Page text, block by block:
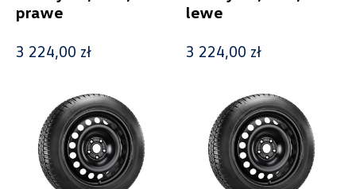
prawe
3 224,00 zł
lewe
3 224,00 zł
Wybierz dealera obsługującego
Twoje zapytanie